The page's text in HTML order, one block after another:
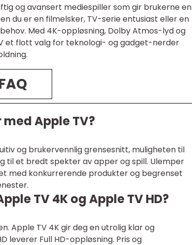
og avansert mediespiller som gir brukerne en
du er en filmelsker, TV-serie entusiast eller en
Med 4K-oppløsning, Dolby Atmos-lyd og
et flott valg for teknologi- og gadget-nerder
Apple TV?
og brukervennlig grensesnitt, muligheten til
til et bredt spekter av apper og spill. Ulemper
med konkurrerende produkter og begrenset
TV 4K og Apple TV HD?
Apple TV 4K gir deg en utrolig klar og
leverer Full HD-oppløsning. Pris og